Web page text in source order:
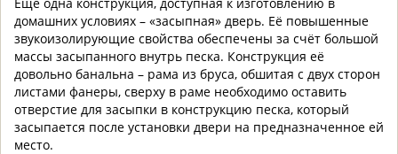
домашних условиях – «засыпная» дверь. Её повышенные
звукоизолирующие свойства обеспечены за счёт большой
массы засыпанного внутрь песка. Конструкция её
довольно банальна – рама из бруса, обшитая с двух сторон
листами фанеры, сверху в раме необходимо оставить
отверстие для засыпки в конструкцию песка, который
засыпается после установки двери на предназначенное ей
место.